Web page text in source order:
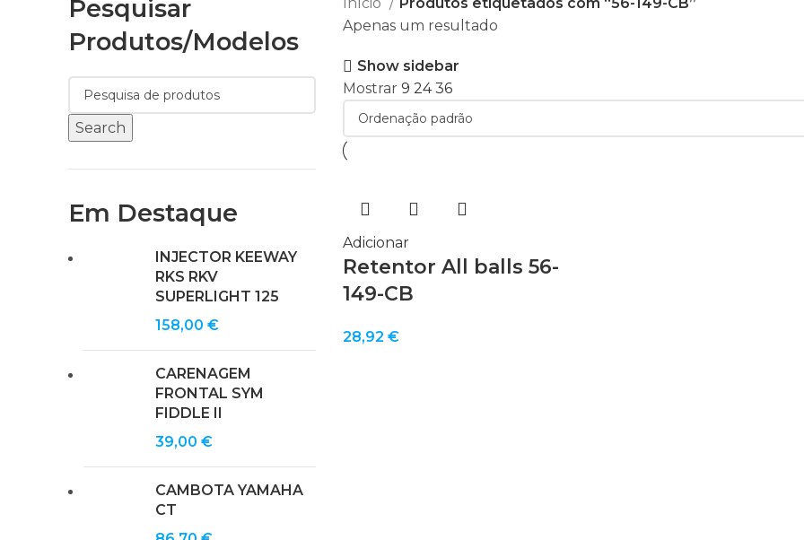
Pesquisar
Produtos/modelos
Search
Em Destaque
INJECTOR KEEWAY
RKS RKV
SUPERLIGHT 125
158,00 €
CARENAGEM
FRONTAL SYM
FIDDLE II
39,00 €
CAMBOTA YAMAHA
CT
Apenas um resultado
Show sidebar
Mostrar 9 2436
Adicionar
Retentor All balls 56-
149-CB
28,92 €